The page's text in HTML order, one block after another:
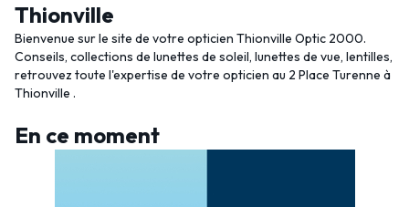
Thionville
Bienvenue sur le site de votre opticien Thionville Optic 2000.
Conseils, collections de lunettes de soleil, lunettes de vue, lentilles,
retrouvez toute l'expertise de votre opticien au 2 Place Turenne à
Thionville .
En ce moment